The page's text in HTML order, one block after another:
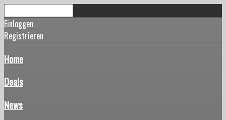
Einloggen
Registrieren
Home
Deals
News